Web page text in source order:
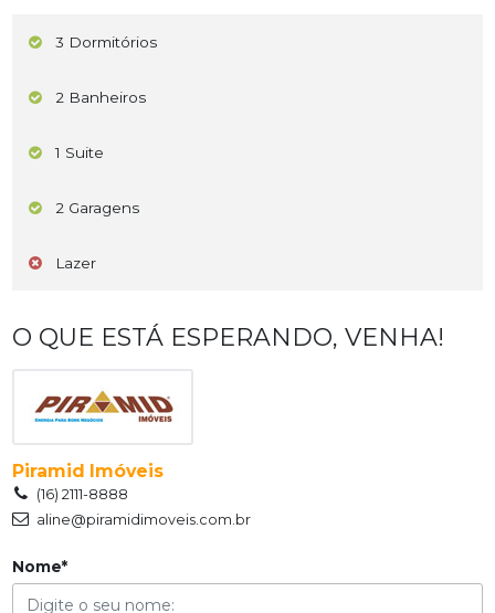
3 Dormitórios
2 Banheiros
1 Suite
2 Garagens
Lazer
O QUE ESTÁ ESPERANDO, VENHA!
Piramid Imóveis
(16) 2111-8888
aline@piramidimoveis.com.br
Nome*